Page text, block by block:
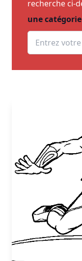
recherche ci-
une catégorie